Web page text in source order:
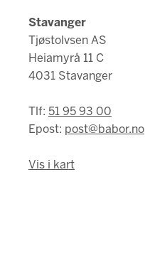
Stavanger
Tjøstolvsen AS
Heiamyrå 11 C
4031 Stavanger
Tlf: 51 95 93 00
Epost: post@babor.no
Vis i kart